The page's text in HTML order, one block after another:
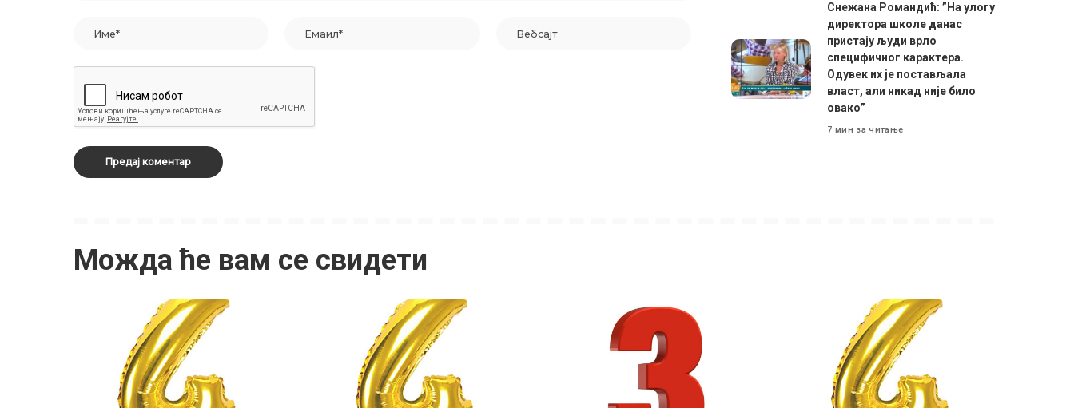
Снежана Романдић: ”На улогу
директора школе данас
пристају људи врло
специфичног карактера.
Одувек их је постављала
власт, али никад није било
овако”
7 мин за читање
Можда ће вам се свидети